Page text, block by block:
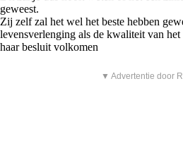
geweest.
Zij zelf zal het wel het beste hebben
levensverlenging als de kwaliteit van
haar besluit volkomen
▼ Advertentie door